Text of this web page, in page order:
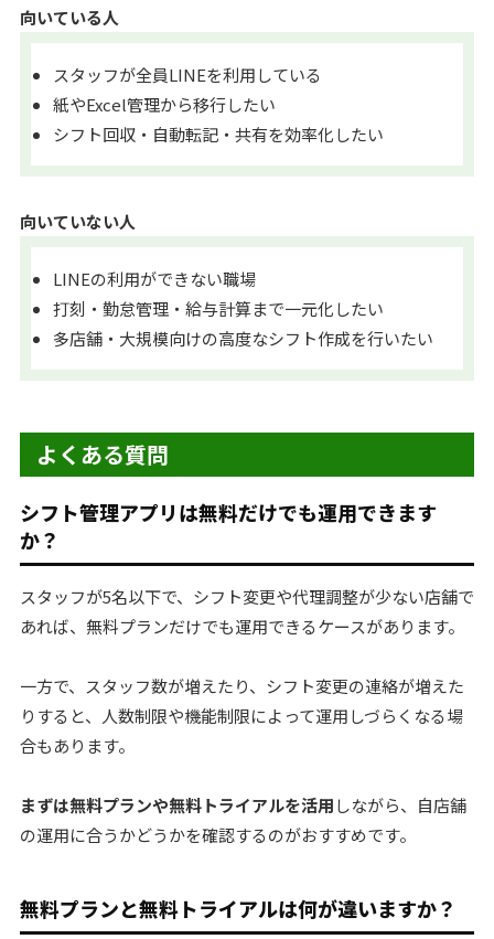
向いている人
スタッフが全員LINEを利用している
紙やExcel管理から移行したい
シフト回収・自動転記・共有を効率化したい
向いていない人
LINEの利用ができない職場
打刻・勤怠管理・給与計算まで一元化したい
多店舗・大規模向けの高度なシフト作成を行いたい
よくある質問
シフト管理アプリは無料だけでも運用できます
か？
スタッフが5名以下で、シフト変更や代理調整が少ない店舗で
あれば、無料プランだけでも運用できるケースがあります。
一方で、スタッフ数が増えたり、シフト変更の連絡が増えた
りすると、人数制限や機能制限によって運用しづらくなる場
合もあります。
まずは無料プランや無料トライアルを活用しながら、自店舗
の運用に合うかどうかを確認するのがおすすめです。
無料プランと無料トライアルは何が違いますか？